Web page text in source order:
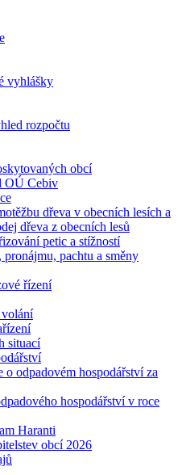
vyhlášky
rozpočtu
obcí
OÚ Cebiv
dřeva v obecních lesích a
dřeva z obecních lesů
petic a stížností
pronájmu, pachtu a směny
řízení
situací
o odpadovém hospodářství za
hospodářství v roce
Haranti
obcí 2026